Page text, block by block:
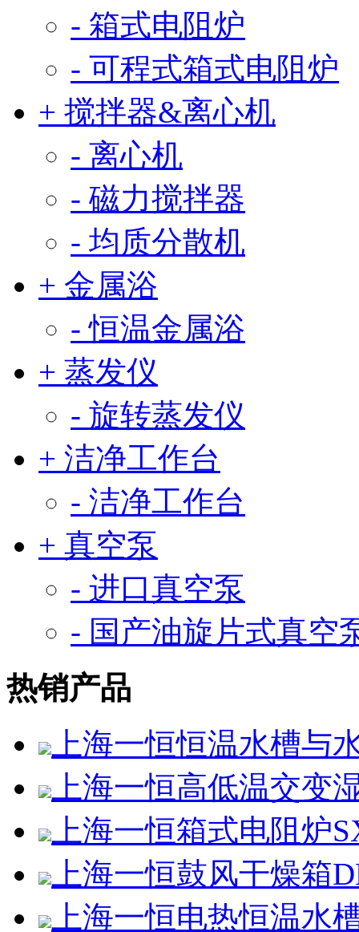
- 箱式电阻炉
- 可程式箱式电阻炉
+ 搅拌器&离心机
- 离心机
- 磁力搅拌器
- 均质分散机
+ 金属浴
- 恒温金属浴
+ 蒸发仪
- 旋转蒸发仪
+ 洁净工作台
- 洁净工作台
+ 真空泵
- 进口真空泵
- 国产油旋片式真空
热销产品
上海一恒恒温水槽与
上海一恒高低温交变
上海一恒箱式电阻炉
上海一恒鼓风干燥箱
上海一恒电热恒温水